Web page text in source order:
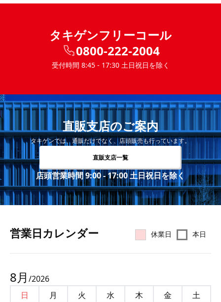
タキゲンフリーコール
0800-222-2004
受付時間 8:45 - 17:30 土日祝日を除く
直販支店のご案内
タキゲンでは、通販だけでなく、店頭販売も行っています。
直販支店一覧
店頭営業時間 9:00 - 17:00 土日祝日を除く
営業⽇カレンダー 休業日 本日
8月 /2026
日
月 火 水 木 金
土